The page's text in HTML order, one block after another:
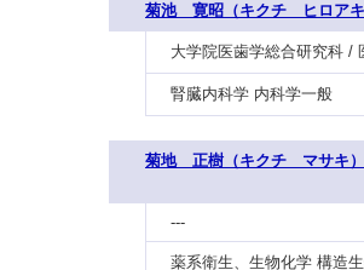
菊池 寛昭（キクチ ヒロアキ
大学院医歯学総合研究科 /
腎臓内科学 内科学一般
菊地 正樹（キクチ マサキ）
---
薬系衛生、生物化学 構造